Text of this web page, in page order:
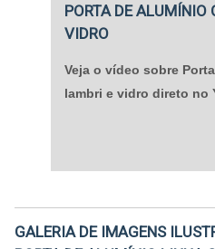
PORTA DE ALUMÍNIO
VIDRO
Veja o vídeo sobre
lambri e vidro direto no
GALERIA DE IMAGENS